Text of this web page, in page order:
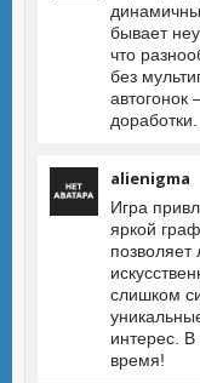
бывает
что
без
автогонок
доработки.
alienigma
Игра
яркой
позволяет
слишком
интерес.
время!